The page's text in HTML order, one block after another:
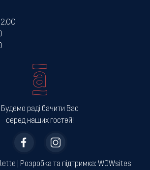
Будемо раді бачити Вас
серед наших гостей!
| ­Розробка та підтримка: WOWsites